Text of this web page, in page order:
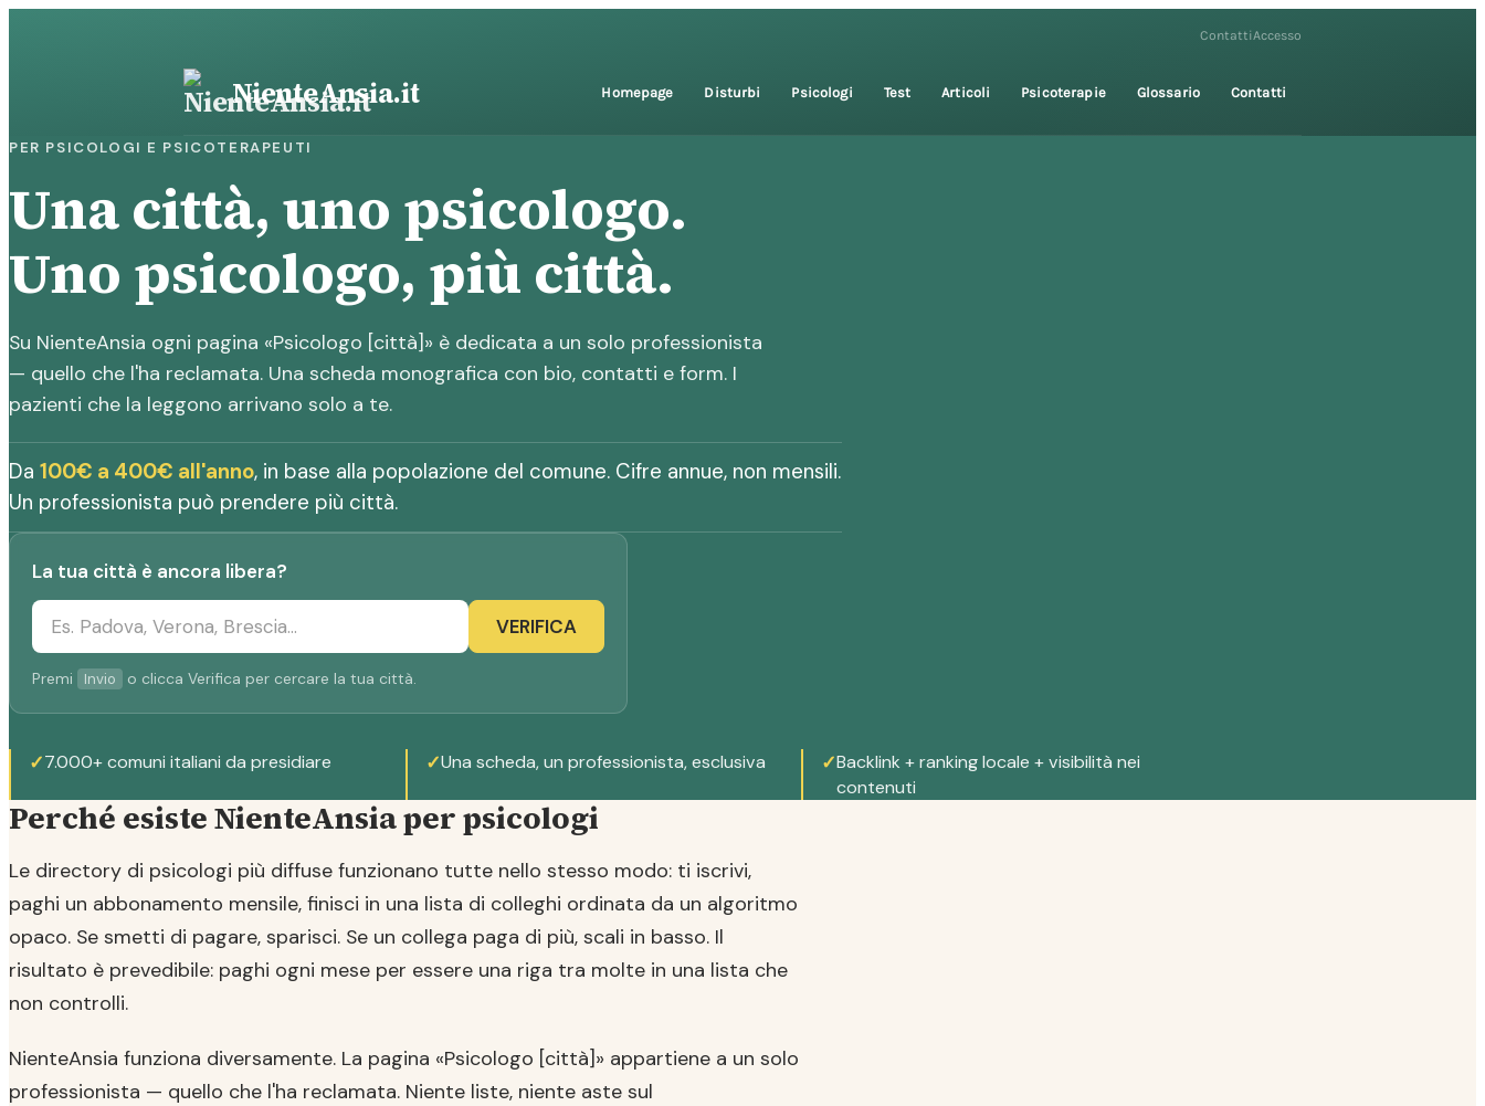
ContattiAccesso
NienteAnsia.it Homepage Disturbi Psicologi Test Articoli Psicoterapie Glossario Contatti
PER PSICOLOGI E PSICOTERAPEUTI
Una città, uno psicologo.
Uno psicologo, più città.
Su NienteAnsia ogni pagina «Psicologo [città]» è dedicata a un solo professionista
— quello che l'ha reclamata. Una scheda monografica con bio, contatti e form. I
pazienti che la leggono arrivano solo a te.
Da 100€ a 400€ all'anno, in base alla popolazione del comune. Cifre annue, non mensili.
Un professionista può prendere più città.
La tua città è ancora libera?
VERIFICA
Premi Invio o clicca Verifica per cercare la tua città.
✓7.000+ comuni italiani da presidiare ✓Una scheda, un professionista, esclusiva ✓Backlink + ranking locale + visibilità nei
contenuti
Perché esiste NienteAnsia per psicologi
Le directory di psicologi più diffuse funzionano tutte nello stesso modo: ti iscrivi,
paghi un abbonamento mensile, finisci in una lista di colleghi ordinata da un algoritmo
opaco. Se smetti di pagare, sparisci. Se un collega paga di più, scali in basso. Il
risultato è prevedibile: paghi ogni mese per essere una riga tra molte in una lista che
non controlli.
NienteAnsia funziona diversamente. La pagina «Psicologo [città]» appartiene a un solo
professionista — quello che l'ha reclamata. Niente liste, niente aste sul